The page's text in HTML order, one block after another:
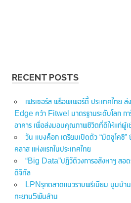
RECENT POSTS
เฟรเซอร์ส พร็อพเพอร์ตี้ ประเทศไทย
Edge คว้า Fitwel มาตรฐานระดับโลก กา
อาคาร เพื่อส่งมอบคุณภาพชีวิตที่ดีให้แก่ผู้เช่
วัน แบงค็อก เตรียมเปิดตัว “มิตซูโคชิ”
คลาส แห่งแรกในประเทศไทย
“Big Data”ปฏิวัติวงการอสังหาฯ สอ
ดิจิทัล
LPNรุกตลาดแนวราบพรีเมี่ยม บูมบ้า
ทะยาน5พันล้าน